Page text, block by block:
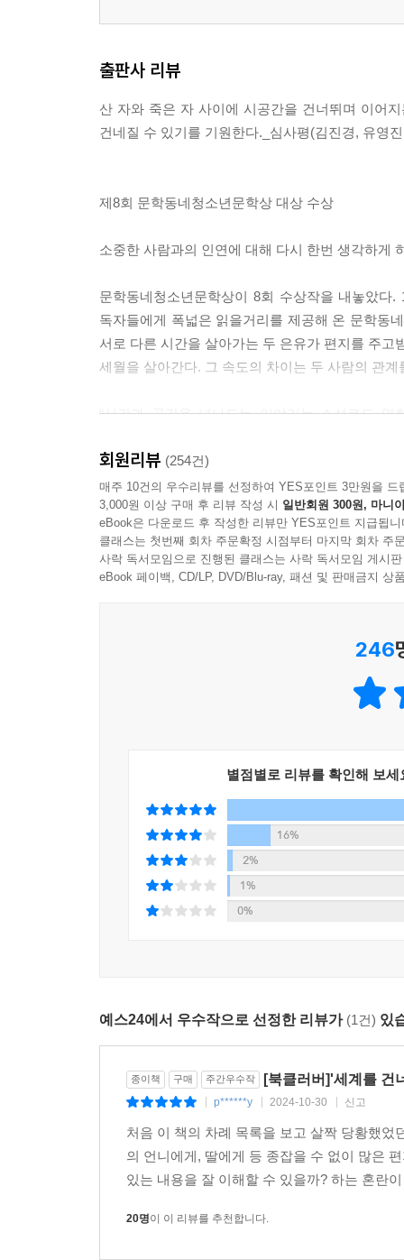
출판사 리뷰
산 자와 죽은 자 사이에 시공간을 건너뛰며 이어
건네질 수 있기를 기원한다._심사평(김진경, 유영
제8회 문학동네청소년문학상 대상 수상
소중한 사람과의 인연에 대해 다시 한번 생각하게
문학동네청소년문학상이 8회 수상작을 내놓았
독자들에게 폭넓은 읽을거리를 제공해 온 문학동
서로 다른 시간을 살아가는 두 은유가 편지를 주
세월을 살아간다. 그 속도의 차이는 두 사람의 관
“시간과 공간을 넘나드는 이야기는 소설로도
평을 받았다.
34년의 시간을 거슬러 잘못 배달된 편지
2016년, 아빠의 재혼을 앞두고 은유는 마음이
여자’의 존재는 껄끄럽다. 그런 은유에게 아빠
터놓는 사이로 발전한다.
그렇게 짜증 나게 완벽한 언니를 둔다는 건 상상
ㅋㅋ_2016년 은유의 편지 중에서
우리가 편지를 주고받게 된 건 결코 우연이 아니야.
난 엄마의 비밀을 풀고, 넌 인생을 바꾸고.
둘은 각자가 서 있는 시간을 이용해 서로의 고민
만한 미래의 일을 알려 주고, 과거의 은유는 현재
회원리뷰 (254건)
매주 10건의 우수리뷰를 선정하여 YES포인트 3만원을 드
3,000원 이상 구매 후 리뷰 작성 시 일반회원 300원, 마니
eBook은 다운로드 후 작성한 리뷰만 YES포인트 지급됩니
클래스는 첫번째 회차 주문확정 시점부터 마지막 회차 주
사락 독서모임으로 진행된 클래스는 사락 독서모임 게시
eBook 페이백, CD/LP, DVD/Blu-ray, 패션 및 판매금지 상
246
별점별로 리뷰를 확인해 보세
16%
2%
1%
0%
예스24에서 우수작으로 선정한 리뷰가 (1건) 있
종이책 구매 주간우수작 [북클러버]'세계를 건
p******y 2024-10-30 신고
처음 이 책의 차례 목록을 보고 살짝 당황했
의 언니에게, 딸에게 등 종잡을 수 없이 많은
있는 내용을 잘 이해할 수 있을까? 하는 혼란
20명이 이 리뷰를 추천합니다.